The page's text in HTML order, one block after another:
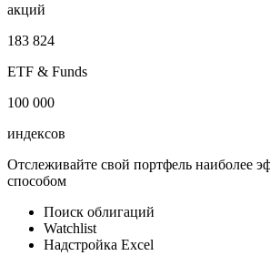
акций
183 824
ETF & Funds
100 000
индексов
Отслеживайте свой портфель наиболее
способом
Поиск облигаций
Watchlist
Надстройка Excel